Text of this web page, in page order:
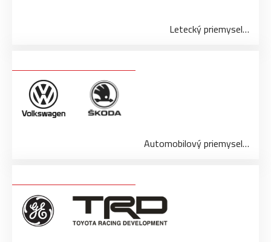
Letecký priemysel…
Automobilový priemysel…